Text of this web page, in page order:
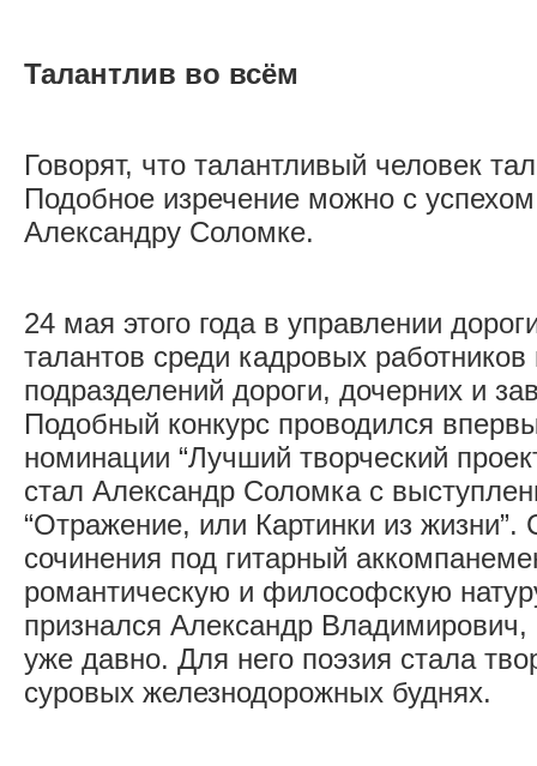
Талантлив во всём
Говорят, что талантливый человек
Подобное изречение можно с
Александру Соломке.
24 мая этого года в управлении
талантов среди кадровых работников
подразделений дороги, дочерних и
Подобный конкурс проводился
номинации “Лучший творческий
стал Александр Соломка с
“Отражение, или Картинки из жизни”.
сочинения под гитарный
романтическую и философскую
признался Александр Владимирович,
уже давно. Для него поэзия стала
суровых железнодорожных буднях.